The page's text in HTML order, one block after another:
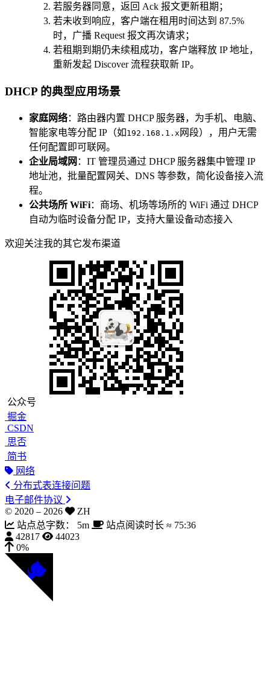
若服务器同意，返回 Ack 报文更新租期；
若未收到响应，客户端在租用时间达到 87.5%
时，广播 Request 报文再次请求；
若租期到期仍未续租成功，客户端释放 IP 地址，
重新发起 Discover 流程获取新 IP。
DHCP 的典型应用场景
家庭网络：路由器内置 DHCP 服务器，为手机、电脑、
智能家电等分配 IP（如 192.168.1.x 网段），用户无需
任何配置即可联网。
企业局域网 ：IT 管理员通过 DHCP 服务器集中管理 IP
地址池，批量配置网关、DNS 等参数，简化设备接入流
程。
公共场所 WiFi：商场、机场等场所的 WiFi 通过 DHCP
自动为临时设备分配 IP，支持大量设备动态接入
欢迎关注我的其它发布渠道
公众号
掘金
CSDN
思否
简书
网络
分布式表连接问题
电子邮件协议
© 2020 – 2026
ZH
站点总字数：
5m 站点阅读时长 ≈ 75:36
42817
44023
0%